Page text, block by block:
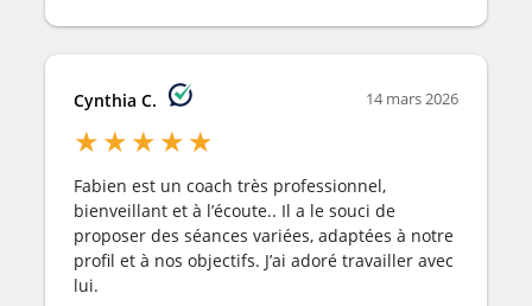
Cynthia C. 14 mars 2026
★★★★★
Fabien est un coach très professionnel,
bienveillant et à l’écoute.. Il a le souci de
proposer des séances variées, adaptées à notre
profil et à nos objectifs. J’ai adoré travailler avec
lui.